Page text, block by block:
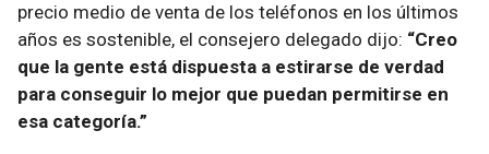
precio medio de venta de los teléfonos en los últimos
años es sostenible, el consejero delegado dijo: “Creo
que la gente está dispuesta a estirarse de verdad
para conseguir lo mejor que puedan permitirse en
esa categoría.”